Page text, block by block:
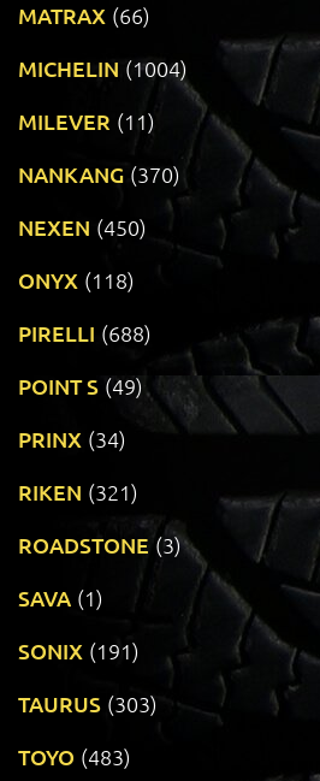
MATRAX (66)
MICHELIN (1004)
MILEVER (11)
NANKANG (370)
NEXEN (450)
ONYX (118)
PIRELLI (688)
POINT S (49)
PRINX (34)
RIKEN (321)
ROADSTONE (3)
SAVA (1)
SONIX (191)
TAURUS (303)
TOYO (483)